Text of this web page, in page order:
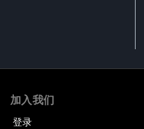
加入我们
登录